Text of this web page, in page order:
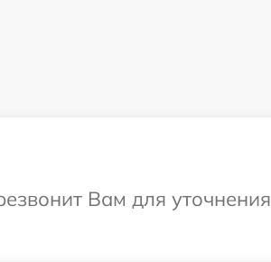
Вам для уточнения